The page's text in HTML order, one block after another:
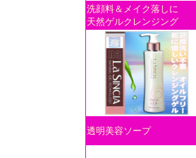
洗顔料＆メイク落しに
天然ゲルクレンジング
透明美容ソープ